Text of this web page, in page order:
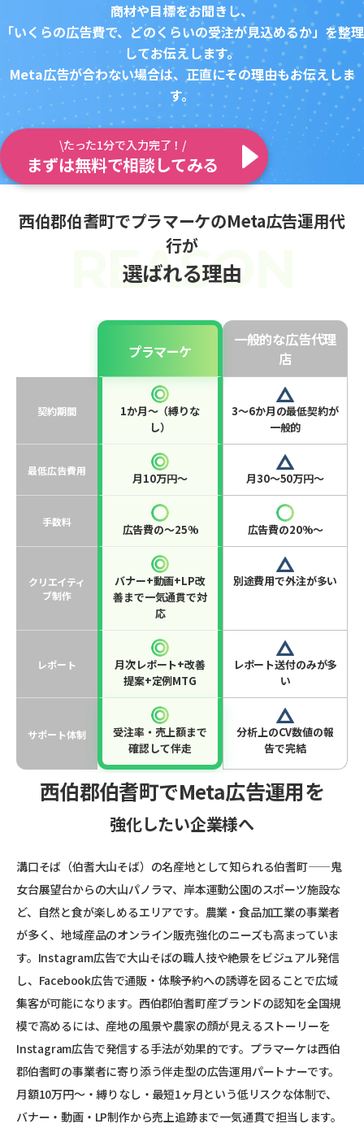
商材や目標をお聞きし、
「いくらの広告費で、どのくらいの受注が見込めるか」を整理
してお伝えします。
Meta広告が合わない場合は、正直にその理由もお伝えしま
す。
\たった1分で入力完了！/
まずは無料で相談してみる
西伯郡伯耆町でプラマーケのMeta広告運用代
行が
選ばれる理由
プラマーケ
一般的な広告代理
店
契約期間
1か月〜（縛りな
し）
3〜6か月の最低契約が
一般的
最低広告費用
月10万円〜 月30〜50万円〜
手数料
広告費の〜25% 広告費の20%〜
クリエイティ
ブ制作
バナー+動画+LP改
善まで一気通貫で対
応
別途費用で外注が多い
レポート
月次レポート+改善
提案+定例MTG
レポート送付のみが多
い
サポート体制
受注率・売上額まで
確認して伴走
分析上のCV数値の報
告で完結
西伯郡伯耆町でMeta広告運用を
強化したい企業様へ
溝口そば（伯耆大山そば）の名産地として知られる伯耆町——鬼
女台展望台からの大山パノラマ、岸本運動公園のスポーツ施設な
ど、自然と食が楽しめるエリアです。農業・食品加工業の事業者
が多く、地域産品のオンライン販売強化のニーズも高まっていま
す。Instagram広告で大山そばの職人技や絶景をビジュアル発信
し、Facebook広告で通販・体験予約への誘導を図ることで広域
集客が可能になります。西伯郡伯耆町産ブランドの認知を全国規
模で高めるには、産地の風景や農家の顔が見えるストーリーを
Instagram広告で発信する手法が効果的です。プラマーケは西伯
郡伯耆町の事業者に寄り添う伴走型の広告運用パートナーです。
月額10万円〜・縛りなし・最短1ヶ月という低リスクな体制で、
バナー・動画・LP制作から売上追跡まで一気通貫で担当します。